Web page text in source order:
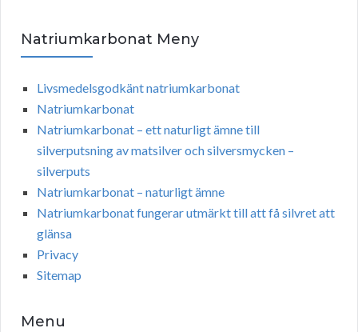
Natriumkarbonat Meny
Livsmedelsgodkänt natriumkarbonat
Natriumkarbonat
Natriumkarbonat – ett naturligt ämne till
silverputsning av matsilver och silversmycken –
silverputs
Natriumkarbonat – naturligt ämne
Natriumkarbonat fungerar utmärkt till att få silvret att
glänsa
Privacy
Sitemap
Menu